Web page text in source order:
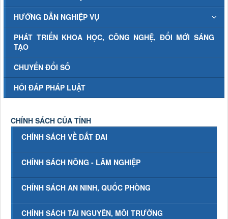
HƯỚNG DẪN NGHIỆP VỤ
PHÁT TRIỂN KHOA HỌC, CÔNG NGHỆ, ĐỔI MỚI SÁNG
TẠO
CHUYỂN ĐỔI SỐ
HỎI ĐÁP PHÁP LUẬT
CHÍNH SÁCH CỦA TỈNH
CHÍNH SÁCH VỀ ĐẤT ĐAI
CHÍNH SÁCH NÔNG - LÂM NGHIỆP
CHÍNH SÁCH AN NINH, QUỐC PHÒNG
CHÍNH SÁCH TÀI NGUYÊN, MÔI TRƯỜNG